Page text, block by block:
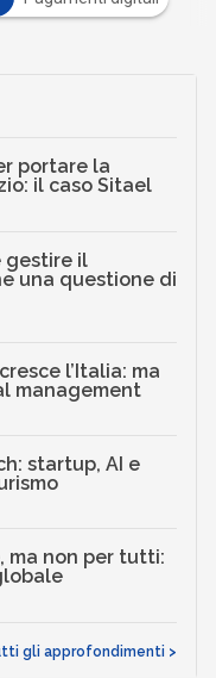
portare la
il caso Sitael
gestire il
una questione di
l’Italia: ma
management
startup, AI e
ma non per tutti:
gli approfondimenti >